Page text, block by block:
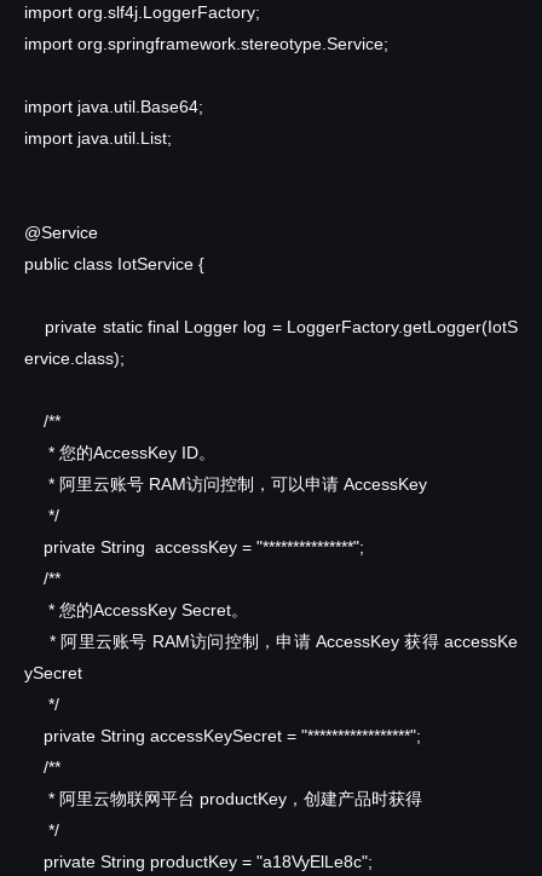
import org.slf4j.LoggerFactory;
import org.springframework.stereotype.Service;
import java.util.Base64;
import java.util.List;
@Service
public class IotService {
private static finalLogger log = LoggerFactory.getLogger(IotS
ervice.class);
/**
* 您的AccessKey ID。
* 阿里云账号 RAM访问控制，可以申请 AccessKey
*/
private String accessKey = "***************";
/**
* 您的AccessKey Secret。
* 阿里云账号 RAM访问控制，申请 AccessKey 获得 accessKe
ySecret
*/
private String accessKeySecret = "*****************";
/**
* 阿里云物联网平台 productKey，创建产品时获得
*/
private String productKey = "a18VyElLe8c";